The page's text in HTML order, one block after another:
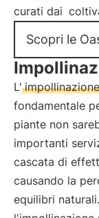
curati dai
Scopri le
L' impollinazione
fondamentale
piante non
importanti
cascata di
causando la
equilibri